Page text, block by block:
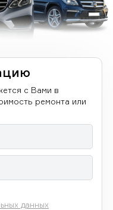
с Вами в
ремонта или
данных